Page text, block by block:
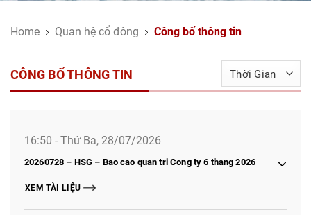
Home Quan hệ cổ đông Công bố thông tin
CÔNG BỐ THÔNG TIN
16:50 - Thứ Ba, 28/07/2026
20260728 – HSG – Bao cao quan tri Cong ty 6 thang 2026
XEM TÀI LIỆU